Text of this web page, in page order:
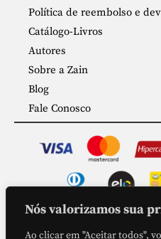
Nós valorizamos sua
Ao clicar em "Aceitar todos",
Política de reembolso e
Catálogo-Livros
Autores
Sobre a Zain
Blog
Fale Conosco